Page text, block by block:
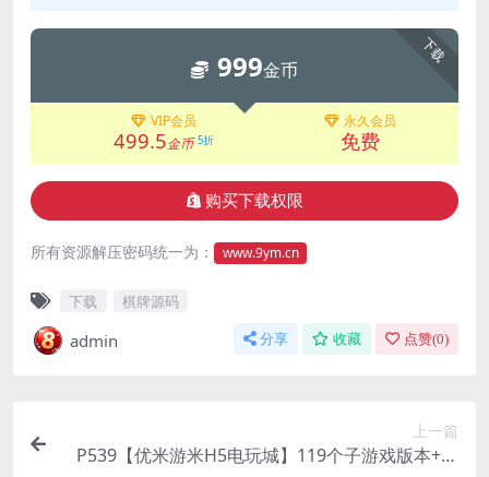
下载
999金币
VIP会员
499.5金币 5折
永久会员
免费
购买下载权限
所有资源解压密码统一为： www.9ym.cn
下载 棋牌源码
admin 分享 收藏 点赞(0)
上一篇
P539【优米游米H5电玩城】119个子游戏版本+视